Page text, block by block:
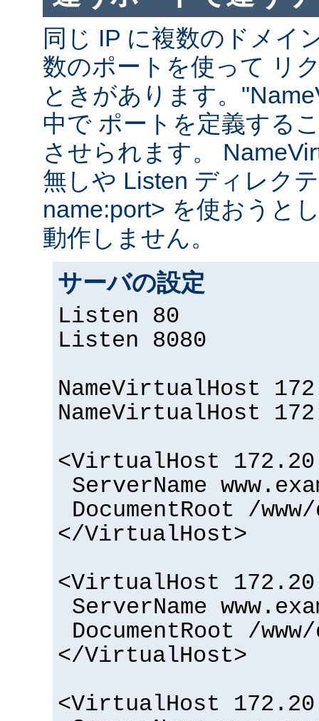
同じ IP に複数のドメイ
数のポートを使って リ
ときがあります。
中で ポートを定義する
させられます。
無しや Listen ディレク
name:port> を使おうと
動作しません。
サーバの設定
Listen 80
Listen 8080
NameVirtualHost
NameVirtualHost
<VirtualHost
ServerName
DocumentRoot /
</VirtualHost>
<VirtualHost
ServerName
DocumentRoot /
</VirtualHost>
<VirtualHost